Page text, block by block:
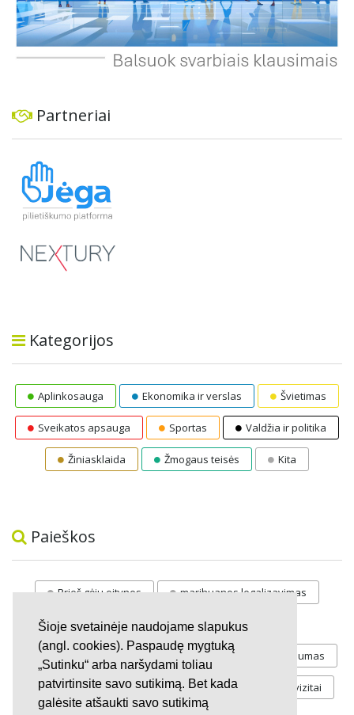
Šioje svetainėje naudojame slapukus
(angl. cookies). Paspaudę mygtuką
„Sutinku“ arba naršydami toliau
patvirtinsite savo sutikimą. Bet kada
galėsite atšaukti savo sutikimą
Partneriai
Kategorijos
Aplinkosauga Ekonomika ir verslas Švietimas
Sveikatos apsauga Sportas Valdžia ir politika
Žiniasklaida Žmogaus teisės Kita
Paieškos
Prieš gėju eitynes marihuanos legalizavimas
STOP vaiku atemimas
Pilnos moksleivių vasaros atostogos referendumas
Keliu jaunystės Valandos Rekvizitai